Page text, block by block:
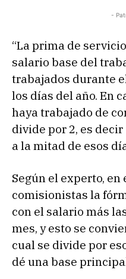
-
“La prima de
salario base del
trabajados durante
los días del año. En
haya trabajado de
divide por 2, es
a la mitad de esos
Según el experto, en
comisionistas la
con el salario más
mes, y esto se
cual se divide por
dé una base